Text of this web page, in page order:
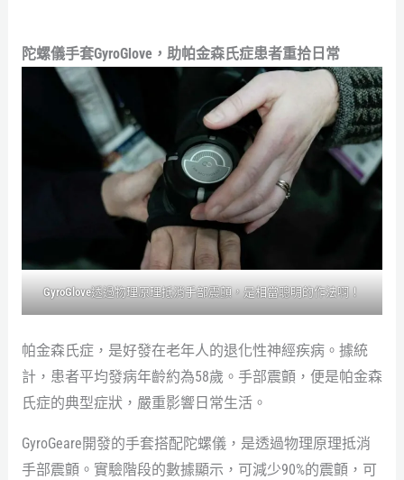
陀螺儀手套GyroGlove，助帕金森氏症患者重拾日常
GyroGlove透過物理原理抵消手部震顫，是相當聰明的作法啊！
帕金森氏症，是好發在老年人的退化性神經疾病。據統
計，患者平均發病年齡約為58歲。手部震顫，便是帕金森
氏症的典型症狀，嚴重影響日常生活。
GyroGeare開發的手套搭配陀螺儀，是透過物理原理抵消
手部震顫。實驗階段的數據顯示，可減少90%的震顫，可